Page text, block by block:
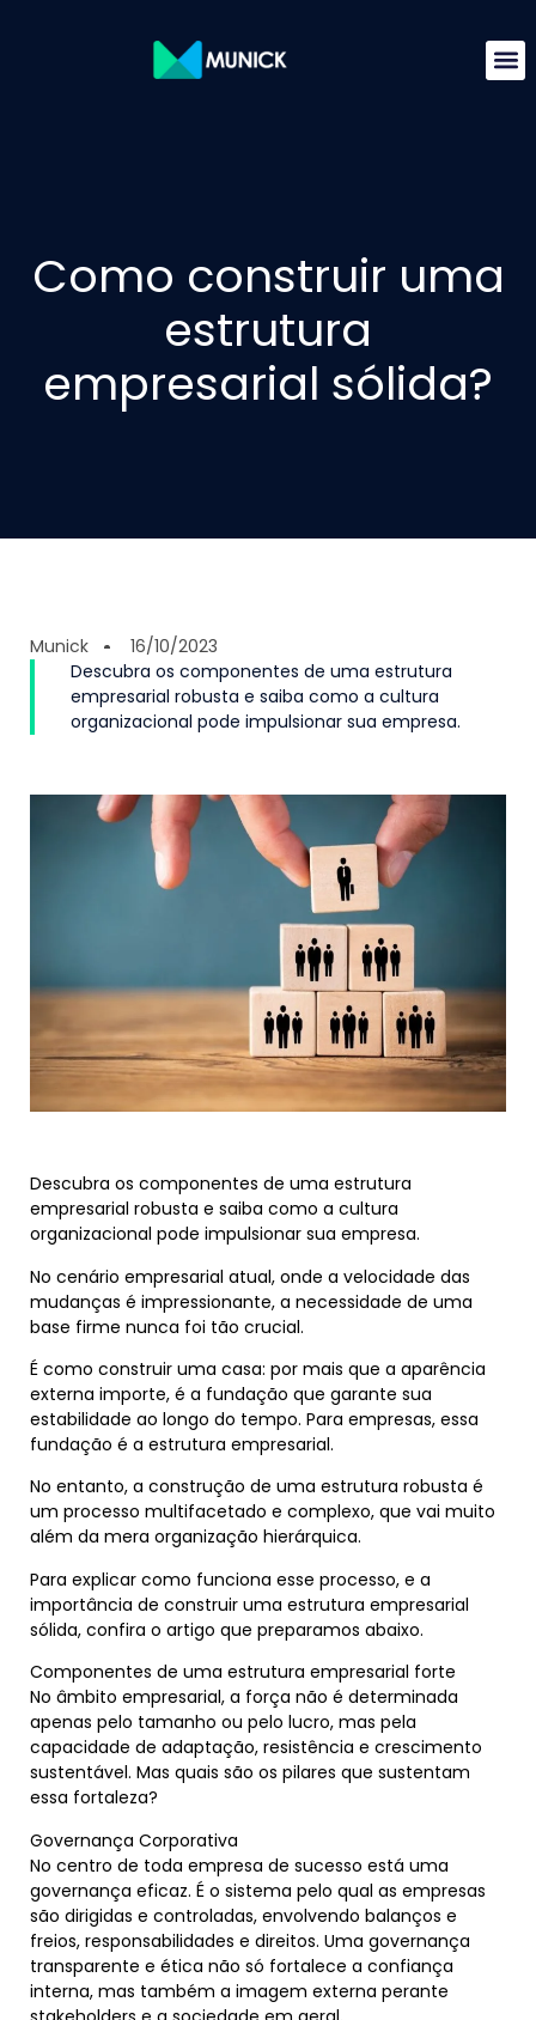
Como construir uma
estrutura
empresarial sólida?
Munick
16/10/2023
Descubra os componentes de uma estrutura
empresarial robusta e saiba como a cultura
organizacional pode impulsionar sua empresa.
Descubra os componentes de uma estrutura
empresarial robusta e saiba como a cultura
organizacional pode impulsionar sua empresa.
No cenário empresarial atual, onde a velocidade das
mudanças é impressionante, a necessidade de uma
base firme nunca foi tão crucial.
É como construir uma casa: por mais que a aparência
externa importe, é a fundação que garante sua
estabilidade ao longo do tempo. Para empresas, essa
fundação é a estrutura empresarial.
No entanto, a construção de uma estrutura robusta é
um processo multifacetado e complexo, que vai muito
além da mera organização hierárquica.
Para explicar como funciona esse processo, e a
importância de construir uma estrutura empresarial
sólida, confira o artigo que preparamos abaixo.
Componentes de uma estrutura empresarial forte
No âmbito empresarial, a força não é determinada
apenas pelo tamanho ou pelo lucro, mas pela
capacidade de adaptação, resistência e crescimento
sustentável. Mas quais são os pilares que sustentam
essa fortaleza?
Governança Corporativa
No centro de toda empresa de sucesso está uma
governança eficaz. É o sistema pelo qual as empresas
são dirigidas e controladas, envolvendo balanços e
freios, responsabilidades e direitos. Uma governança
transparente e ética não só fortalece a confiança
interna, mas também a imagem externa perante